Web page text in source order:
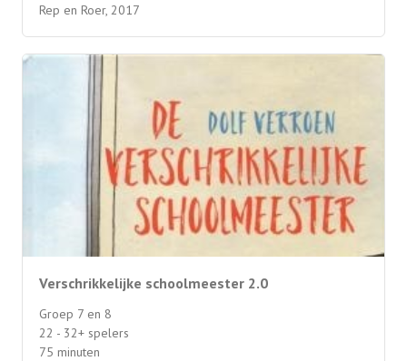
Rep en Roer, 2017
Verschrikkelijke schoolmeester 2.0
Groep 7 en 8
22 - 32+ spelers
75 minuten